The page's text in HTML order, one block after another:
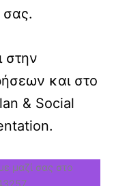
σας.
στην
και στο
& Social
μαζί σας στο